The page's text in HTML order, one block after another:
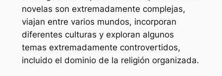
novelas son extremadamente complejas,
viajan entre varios mundos, incorporan
diferentes culturas y exploran algunos
temas extremadamente controvertidos,
incluido el dominio de la religión organizada.